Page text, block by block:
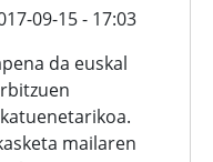
09-15 - 17:03
da euskal
mailaren